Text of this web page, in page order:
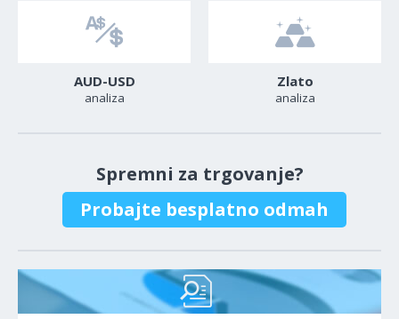
AUD-USD
analiza
Zlato
analiza
Spremni za trgovanje?
Probajte besplatno odmah